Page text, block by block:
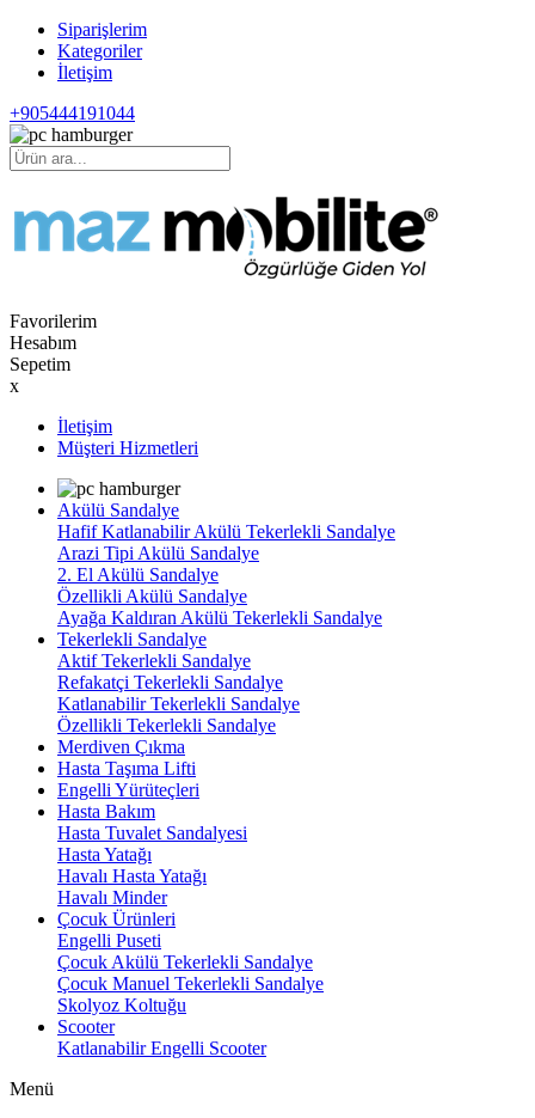
Siparişlerim
Kategoriler
İletişim
+905444191044
Favorilerim
Hesabım
Sepetim
x
İletişim
Müşteri Hizmetleri
Akülü Sandalye
Hafif Katlanabilir Akülü Tekerlekli Sandalye
Arazi Tipi Akülü Sandalye
2. El Akülü Sandalye
Özellikli Akülü Sandalye
Ayağa Kaldıran Akülü Tekerlekli Sandalye
Tekerlekli Sandalye
Aktif Tekerlekli Sandalye
Refakatçi Tekerlekli Sandalye
Katlanabilir Tekerlekli Sandalye
Özellikli Tekerlekli Sandalye
Merdiven Çıkma
Hasta Taşıma Lifti
Engelli Yürüteçleri
Hasta Bakım
Hasta Tuvalet Sandalyesi
Hasta Yatağı
Havalı Hasta Yatağı
Havalı Minder
Çocuk Ürünleri
Engelli Puseti
Çocuk Akülü Tekerlekli Sandalye
Çocuk Manuel Tekerlekli Sandalye
Skolyoz Koltuğu
Scooter
Katlanabilir Engelli Scooter
Menü